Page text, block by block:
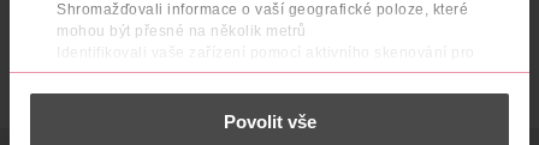
Shromažďovali informace o vaší geografické poloze, které
mohou být přesné na několik metrů
Identifikovali vaše zařízení pomocí aktivního skenování pro
konkrétní charakteristiky (otisk prstu)
Zjistěte více o tom, jak zpracováváme vaše osobní údaje, a nastavte
části s podrobnostmi . Svůj souhlas můžete kdykoliv
Povolit vše